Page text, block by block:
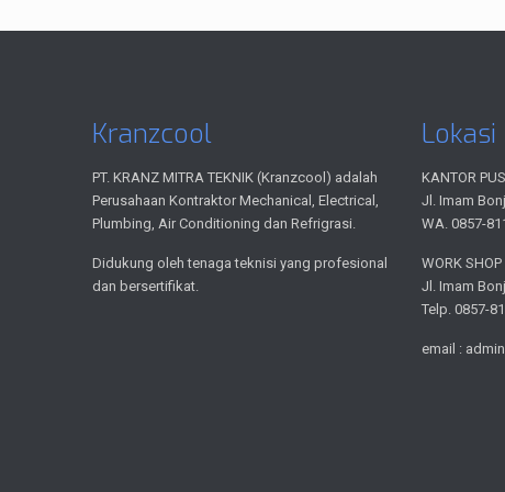
Kranzcool
PT. KRANZ MITRA TEKNIK (Kranzcool) adalah
Perusahaan Kontraktor Mechanical, Electrical,
Plumbing, Air Conditioning dan Refrigrasi.
Didukung oleh tenaga teknisi yang profesional
dan bersertifikat.
Lokasi
KANTOR
Jl. Imam
WA. 0857-
WORK SHOP
Jl. Imam
Telp. 0857-
email :